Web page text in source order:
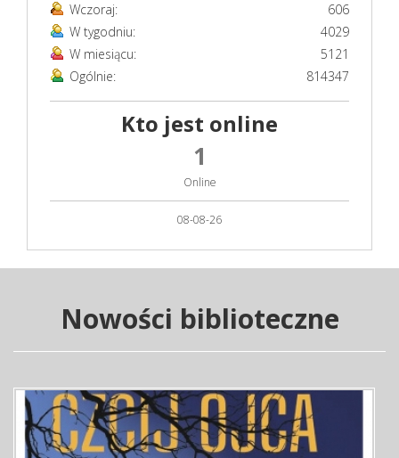
Wczoraj:
606
W tygodniu:
4029
W miesiącu:
5121
Ogólnie:
814347
Kto jest online
1
Online
08-08-26
Nowości biblioteczne